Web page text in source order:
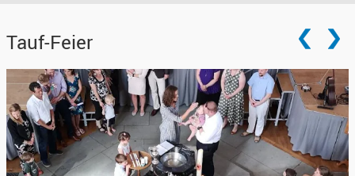
Tauf-Feier